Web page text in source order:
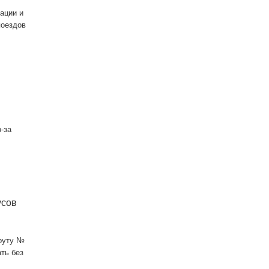
и
за
№
без